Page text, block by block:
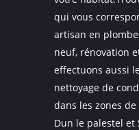
qui vous
artisan en
neuf, rénovation
effectuons aussi
nettoyage de
dans les zones
Dun le palestel et